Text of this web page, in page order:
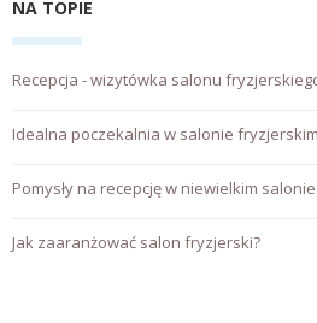
NA TOPIE
Recepcja - wizytówka salonu
Idealna poczekalnia w salonie fryzjerskim
Pomysły na recepcję w niewielkim
Jak zaaranżować salon fryzjerski?